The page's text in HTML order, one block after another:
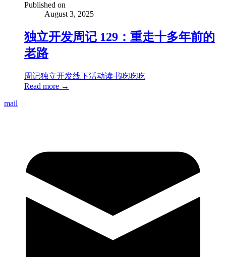
Published on
August 3, 2025
独立开发周记 129：重走十多年前的
老路
周记独立开发线下活动读书吃吃吃
Read more →
mail